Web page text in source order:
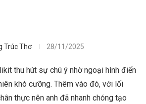
Trúc Thơ 28/11/2025
thu hút sự chú ý nhờ ngoại hình điển
khó cưỡng. Thêm vào đó, với lối
thực nên anh đã nhanh chóng tạo